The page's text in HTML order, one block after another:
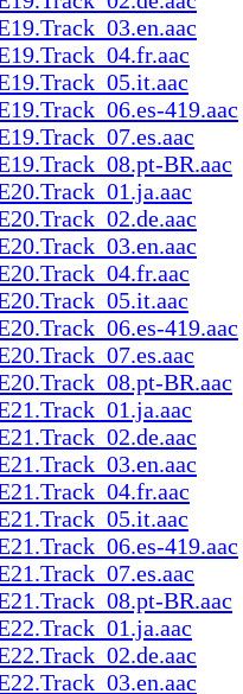
419.aac
BR.aac
419.aac
BR.aac
419.aac
BR.aac